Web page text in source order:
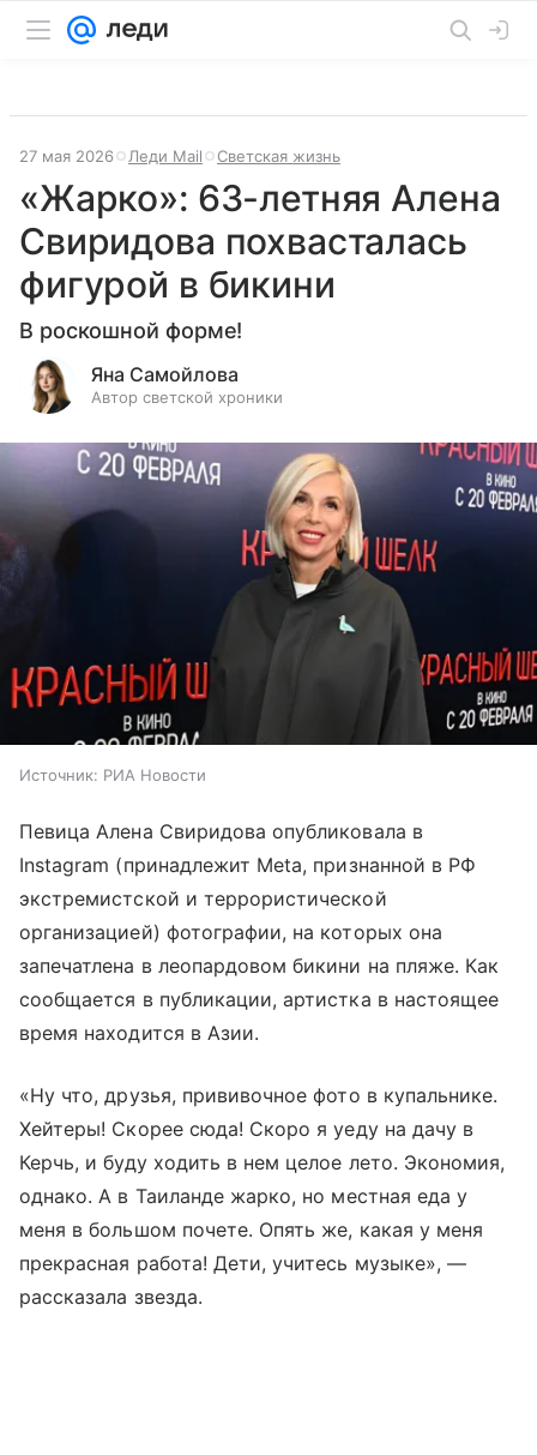
27 мая 2026 Леди Mail Светская жизнь
«Жарко»: 63-летняя Алена
Свиридова похвасталась
фигурой в бикини
В роскошной форме!
Яна Самойлова
Автор светской хроники
Источник: РИА Новости
Певица Алена Свиридова опубликовала в
Instagram (принадлежит Meta, признанной в РФ
экстремистской и террористической
организацией) фотографии, на которых она
запечатлена в леопардовом бикини на пляже. Как
сообщается в публикации, артистка в настоящее
время находится в Азии.
«Ну что, друзья, прививочное фото в купальнике.
Хейтеры! Скорее сюда! Скоро я уеду на дачу в
Керчь, и буду ходить в нем целое лето. Экономия,
однако. А в Таиланде жарко, но местная еда у
меня в большом почете. Опять же, какая у меня
прекрасная работа! Дети, учитесь музыке», —
рассказала звезда.